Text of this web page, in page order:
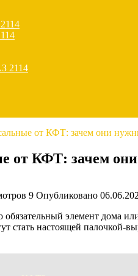
2114
от КФТ: зачем они
от КФТ: зачем
9 Опубликовано
обязательный элемент дома
стать настоящей палочкой-